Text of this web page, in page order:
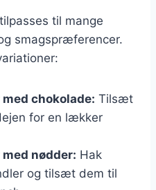
til mange
smagspræferencer.
chokolade: Tilsæt
for en lækker
nødder: Hak
og tilsæt dem til